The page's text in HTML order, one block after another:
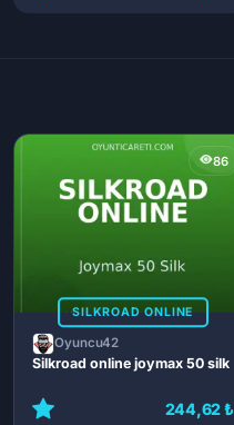
86
SILKROAD ONLINE
Oyuncu42
Silkroad online joymax 50 silk
244,62 ₺